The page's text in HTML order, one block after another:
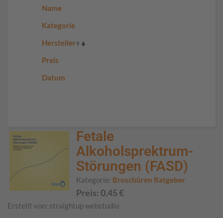
Name
Kategorie
Hersteller
Preis
Datum
Fetale
Alkoholsprektrum-
Störungen (FASD)
Kategorie: Broschüren Ratgeber
Preis: 0,45€
Erstellt von: straightup webstudio